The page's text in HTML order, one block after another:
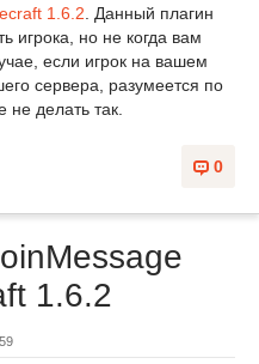
1.6.2 . Данный плагин
игрока, но не когда вам
если игрок на вашем
сервера, разумеется по
делать так.
0
1.6.2